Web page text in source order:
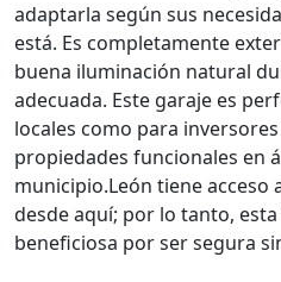
adaptarla según sus
está. Es completamente
buena iluminación natural
adecuada. Este garaje es
locales como para
propiedades funcionales en
municipio.León tiene acceso
desde aquí; por lo tanto,
beneficiosa por ser segura